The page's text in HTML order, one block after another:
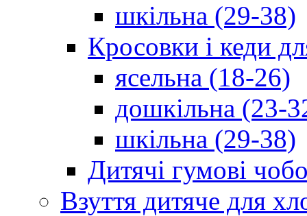
шкільна (29-38)
Кросовки і кеди
ясельна (18-26)
дошкільна (23-
шкільна (29-38)
Дитячі гумові
Взуття дитяче для